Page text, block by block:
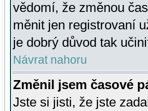
vědomí, že změnou
měnit jen registrovaní
je dobrý důvod tak
Návrat nahoru
Změnil jsem časové
Jste si jisti, že jste